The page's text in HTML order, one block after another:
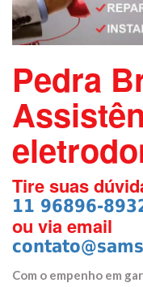
Pedra
Tire suas
11 96896-
ou via email
Com o empenho em